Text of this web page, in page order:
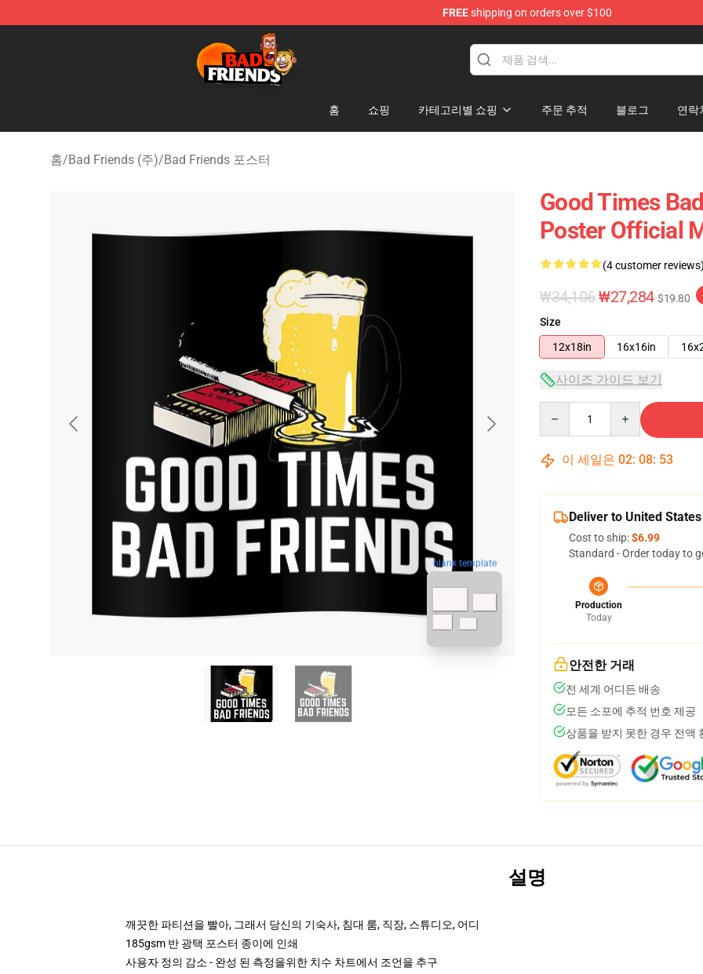
FREEshipping on orders over $100
Bad Friends Shop - Official Bad Friends Merchandise Store
홈 쇼핑 카테고리별 쇼핑 주문 추적 블로그 연락
홈/Bad Friends (주)/Bad Friends 포스터
blank template
Good Times
Poster Official
(4 customer
₩34,106₩27,284 $19.80
Size
12x18in
16x16in
사이즈 가이드 보기
이 세일은 02: 08: 52
Deliver to United States
Cost to ship:$6.99
Standard - Order today to
Production
Today
안전한 거래
전 세계 어디든 배송
모든 소포에 추적 번호 제공
상품을 받지 못한 경우 전액
설명
깨끗한 파티션을 빨아, 그래서 당신의 기숙사, 침대 룸, 직장, 스튜디오, 어디
185gsm 반 광택 포스터 종이에 인쇄
사용자 정의 감소 - 완성 된 측정을위한 치수 차트에서 조언을 추구